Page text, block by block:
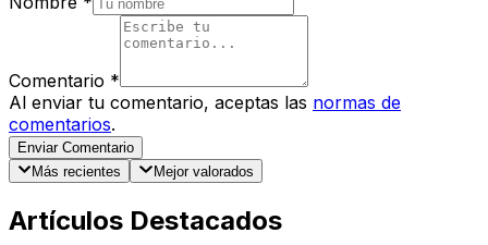
Comentario *
Al enviar tu comentario, aceptas las normas de
comentarios.
Enviar Comentario
Más recientes
Mejor valorados
Artículos Destacados